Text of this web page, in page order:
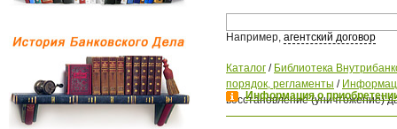
Например, агентский договор
Каталог / Библиотека
порядок, регламенты /
восстановление (уничтожение)
Информация о